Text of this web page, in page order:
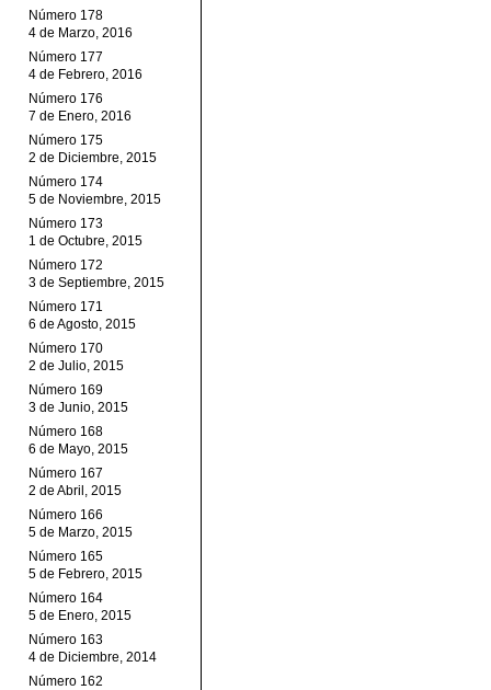
Número 178
4 de Marzo, 2016
Número 177
4 de Febrero, 2016
Número 176
7 de Enero, 2016
Número 175
2 de Diciembre, 2015
Número 174
5 de Noviembre, 2015
Número 173
1 de Octubre, 2015
Número 172
3 de Septiembre, 2015
Número 171
6 de Agosto, 2015
Número 170
2 de Julio, 2015
Número 169
3 de Junio, 2015
Número 168
6 de Mayo, 2015
Número 167
2 de Abril, 2015
Número 166
5 de Marzo, 2015
Número 165
5 de Febrero, 2015
Número 164
5 de Enero, 2015
Número 163
4 de Diciembre, 2014
Número 162